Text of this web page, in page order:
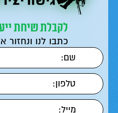
לקבלת שיחת
כתבו לנו